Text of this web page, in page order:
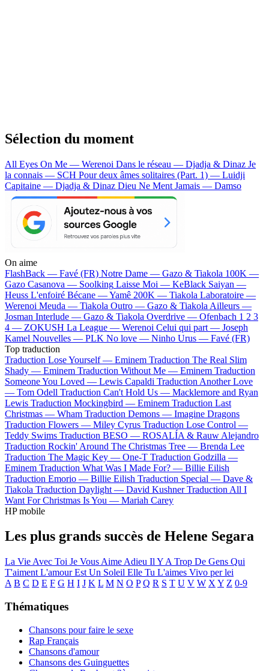
Sélection du moment
All Eyes On Me — Werenoi Dans le réseau — Djadja & Dinaz Je
la connais — SCH Pour deux âmes solitaires (Part. 1) — Luidji
Capitaine — Djadja & Dinaz Dieu Ne Ment Jamais — Damso
On aime
FlashBack — Favé (FR) Notre Dame — Gazo & Tiakola 100K —
Gazo Casanova — Soolking Laisse Moi — KeBlack Saiyan —
Heuss L'enfoiré Bécane —Yamê 200K — Tiakola Laboratoire —
Werenoi Meuda — Tiakola Outro — Gazo & Tiakola Ailleurs —
Josman Interlude — Gazo & Tiakola Overdrive — Ofenbach 1 2 3
4 — ZOKUSH La League — Werenoi Celui qui part — Joseph
Kamel Nouvelles — PLK No love — Ninho Urus — Favé (FR)
Top traduction
Traduction Lose Yourself — Eminem Traduction The Real Slim
Shady — Eminem Traduction Without Me — Eminem Traduction
Someone You Loved — Lewis Capaldi Traduction Another Love
— Tom Odell Traduction Can't Hold Us — Macklemore and Ryan
Lewis Traduction Mockingbird — Eminem Traduction Last
Christmas — Wham Traduction Demons — Imagine Dragons
Traduction Flowers — Miley Cyrus Traduction Lose Control —
Teddy Swims Traduction BESO — ROSALÍA & Rauw Alejandro
Traduction Rockin' Around The Christmas Tree — Brenda Lee
Traduction The Magic Key — One-T Traduction Godzilla —
Eminem Traduction What Was I Made For? — Billie Eilish
Traduction Emorio — Billie Eilish Traduction Special — Dave &
Tiakola Traduction Daylight — David Kushner Traduction All I
Want For Christmas Is You — Mariah Carey
HP mobile
Les plus grands succès de Helene Segara
La Vie Avec Toi Je Vous Aime Adieu Il Y A Trop De Gens Qui
T'aiment L'amour Est Un Soleil Elle Tu L'aimes Vivo per lei
A B C D E F G H I J K L M N O P Q R S T U V W X Y Z 0-9
Thématiques
Chansons pour faire le sexe
Rap Français
Chansons d'amour
Chansons des Guinguettes